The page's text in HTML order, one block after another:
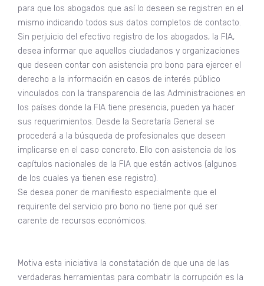
para que los abogados que así lo deseen se registren en el
mismo indicando todos sus datos completos de contacto.
Sin perjuicio del efectivo registro de los abogados, la FIA,
desea informar que aquellos ciudadanos y organizaciones
que deseen contar con asistencia pro bono para ejercer el
derecho a la información en casos de interés público
vinculados con la transparencia de las Administraciones en
los países donde la FIA tiene presencia, pueden ya hacer
sus requerimientos. Desde la Secretaría General se
procederá a la búsqueda de profesionales que deseen
implicarse en el caso concreto. Ello con asistencia de los
capítulos nacionales de la FIA que están activos (algunos
de los cuales ya tienen ese registro).
Se desea poner de manifiesto especialmente que el
requirente del servicio pro bono no tiene por qué ser
carente de recursos económicos.
Motiva esta iniciativa la constatación de que una de las
verdaderas herramientas para combatir la corrupción es la